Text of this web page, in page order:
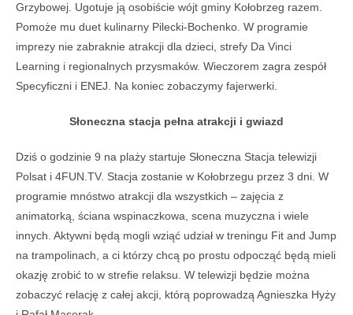
Grzybowej. Ugotuje ją osobiście wójt gminy Kołobrzeg razem.
Pomoże mu duet kulinarny Pilecki-Bochenko. W programie
imprezy nie zabraknie atrakcji dla dzieci, strefy Da Vinci
Learning i regionalnych przysmaków. Wieczorem zagra zespół
Specyficzni i ENEJ. Na koniec zobaczymy fajerwerki.
Słoneczna stacja pełna atrakcji i gwiazd
Dziś o godzinie 9 na plaży startuje Słoneczna Stacja telewizji
Polsat i 4FUN.TV. Stacja zostanie w Kołobrzegu przez 3 dni. W
programie mnóstwo atrakcji dla wszystkich – zajęcia z
animatorką, ściana wspinaczkowa, scena muzyczna i wiele
innych. Aktywni będą mogli wziąć udział w treningu Fit and Jump
na trampolinach, a ci którzy chcą po prostu odpocząć będą mieli
okazję zrobić to w strefie relaksu. W telewizji będzie można
zobaczyć relację z całej akcji, którą poprowadzą Agnieszka Hyży